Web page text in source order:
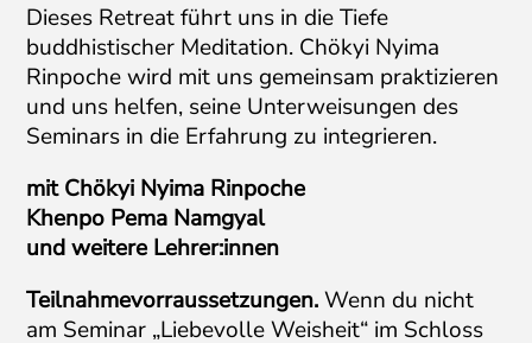
Dieses Retreat führt uns in die Tiefe
buddhistischer Meditation. Chökyi Nyima
Rinpoche wird mit uns gemeinsam praktizieren
und uns helfen, seine Unterweisungen des
Seminars in die Erfahrung zu integrieren.
mit Chökyi Nyima Rinpoche
Khenpo Pema Namgyal
und weitere Lehrer:innen
Teilnahmevorraussetzungen.Wenn du nicht
am Seminar „Liebevolle Weisheit“ im Schloss